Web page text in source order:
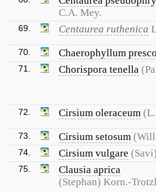
C.A. Mey.
69. Centaurea ruthenica
70. Chaerophyllum
71. Chorispora tenella
72. Cirsium oleraceum
73. Cirsium setosum
74. Cirsium vulgare
75.
Clausia aprica
(Stephan) Korn.-